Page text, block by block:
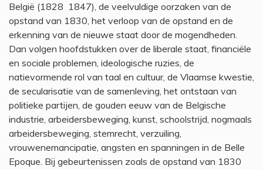
België (1828  1847), de veelvuldige oorzaken van de
opstand van 1830, het verloop van de opstand en de
erkenning van de nieuwe staat door de mogendheden.
Dan volgen hoofdstukken over de liberale staat, financiële
en sociale problemen, ideologische ruzies, de
natievormende rol van taal en cultuur, de Vlaamse kwestie,
de secularisatie van de samenleving, het ontstaan van
politieke partijen, de gouden eeuw van de Belgische
industrie, arbeidersbeweging, kunst, schoolstrijd, nogmaals
arbeidersbeweging, stemrecht, verzuiling,
vrouwenemancipatie, angsten en spanningen in de Belle
Epoque. Bij gebeurtenissen zoals de opstand van 1830